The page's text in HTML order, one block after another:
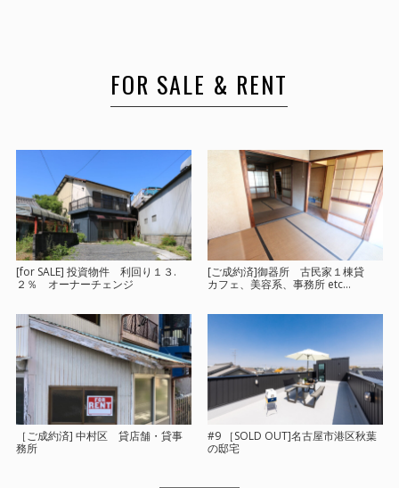
FOR SALE & RENT
[for SALE] 投資物件 利回り１３.
２％ オーナーチェンジ
[ご成約済]御器所 古民家１棟貸
カフェ、美容系、事務所 etc…
［ご成約済] 中村区 貸店舗・貸事
務所
#9 ［SOLD OUT]名古屋市港区秋葉
の邸宅